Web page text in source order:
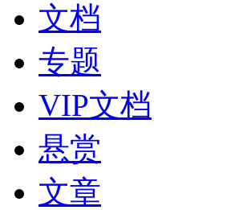
文档
专题
VIP文档
悬赏
文章